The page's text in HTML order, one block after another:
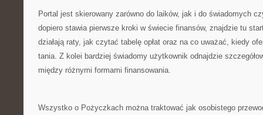
Portal jest skierowany zarówno do laików, jak i do świadomych
dopiero stawia pierwsze kroki w świecie finansów, znajdzie tu
działają raty, jak czytać tabelę opłat oraz na co uważać, kiedy
tania. Z kolei bardziej świadomy użytkownik odnajdzie
między różnymi formami finansowania.
Wszystko o Pożyczkach można traktować jak osobistego